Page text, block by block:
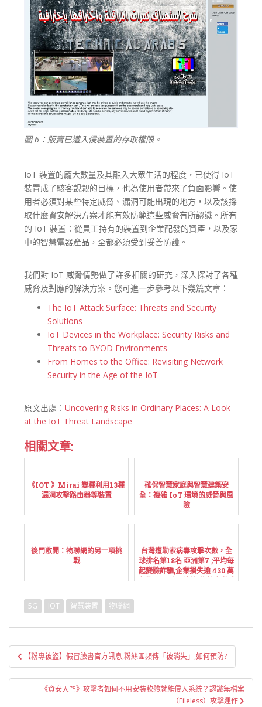
圖 6：販賣已遭入侵裝置的存取權限。
IoT 裝置的龐大數量及其融入大眾生活的程度，已使得 IoT
裝置成了駭客覬覦的目標，也為使用者帶來了負面影響。使
用者必須對某些特定威脅、漏洞可能出現的地方，以及該採
取什麼資安解決方案才能有效防範這些威脅有所認識。所有
的 IoT 裝置：從員工持有的裝置到企業配發的資產，以及家
中的智慧電器產品，全都必須受到妥善防護。
我們對 IoT 威脅情勢做了許多相關的研究，深入探討了各種
威脅及對應的解決方案。您可進一步參考以下幾篇文章：
The IoT Attack Surface: Threats and Security
Solutions
IoT Devices in the Workplace: Security Risks and
Threats to BYOD Environments
From Homes to the Office: Revisiting Network
Security in the Age of the IoT
原文出處： Uncovering Risks in Ordinary Places: A Look
at the IoT Threat Landscape
相關文章:
《IOT 》Mirai 變種利用13種
漏洞攻擊路由器等裝置
確保智慧家庭與智慧建築安
全：複雜 IoT 環境的威脅與風
險
後門敞開：物聯網的另一項挑
戰
台灣遭勒索病毒攻擊次數，全
球排名第18名 亞洲第7 ;平均每
起變臉詐騙,企業損失逾 430 萬
台幣 --- 四個刷新紀錄的企業威
5G IOT 智慧裝置 物聯網
文
章
導
【粉專被盜】假冒臉書官方訊息,粉絲團頻傳「被消失」,如何預防?
《資安入門》攻擊者如何不用安裝軟體就能侵入系統？認識無檔案
（Fileless）攻擊運作